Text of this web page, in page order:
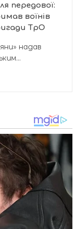
передової:
воїнів
ТрО
надав